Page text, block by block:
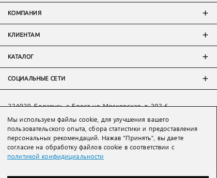
КОМПАНИЯ
КЛИЕНТАМ
КАТАЛОГ
СОЦИАЛЬНЫЕ СЕТИ
214018 Россия, г. Смоленск, пр-т. Гагарина, д. 19
224020, Беларусь, г. Брест, ул. Московская, д. 202-6
Тел:+7 993 398 36 60(WhatsApp
Тел:+375 29 205 80 10( WhatsApp,Viber)
Email:ved@lakbi.com
Мы используем файлы cookie, для улучшения вашего
пользовательского опыта, сбора статистики и предоставления
персональных рекомендаций. Нажав "Принять", вы даете
согласие на обработку файлов cookie в соответствии с
политикой конфидициальности